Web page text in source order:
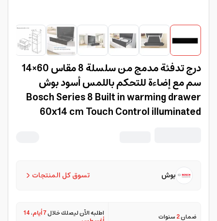
درج تدفئة مدمج من سلسلة 8 مقاس 60×14
سم مع إضاءة للتحكم باللمس أسود بوش
Bosch Series 8 Built in warming drawer
60x14 cm Touch Control illuminated
تسوق كل المنتجات بوش
ضمان2سنوات اطلبه الآن ليصلك خلال7 أيام ،14